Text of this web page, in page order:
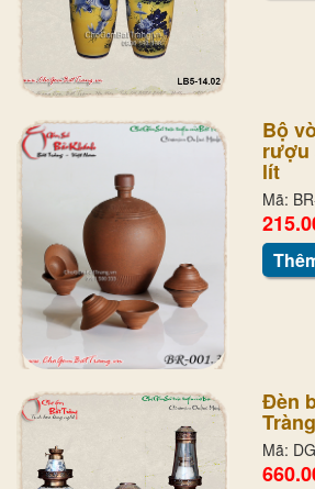
Bộ
rượu
lít
Mã:
Đèn
Tràng
Mã: